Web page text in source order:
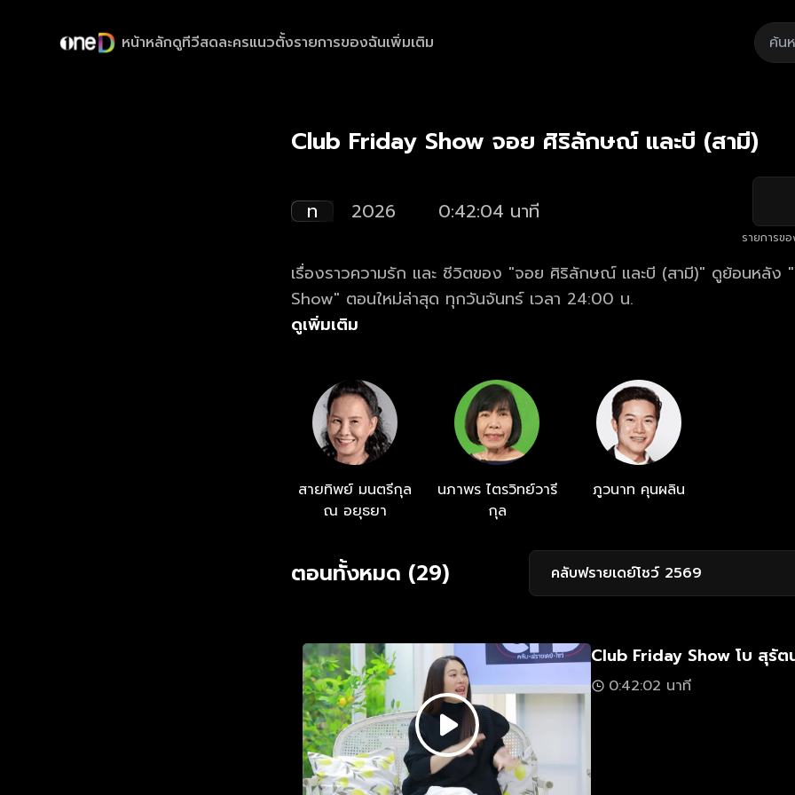
หน้าหลักดูทีวีสดละครแนวตั้งรายการของฉันเพิ่มเติม
Club Friday Show จอย ศิริลักษณ์ และบี (สามี)
ท 2026 0:42:04 นาที
รายการข
เรื่องราวความรัก และ ชีวิตของ "จอย ศิริลักษณ์ และบี (สามี)" ดูย้อนหลัง "Club Friday
Show" ตอนใหม่ล่าสุด ทุกวันจันทร์ เวลา 24:00 น.
ดูเพิ่มเติม
สายทิพย์ มนตรีกุล
ณ อยุธยา
นภาพร ไตรวิทย์วารี
กุล
ภูวนาท คุนผลิน
ตอนทั้งหมด (29) คลับฟรายเดย์โชว์ 2569
Club Friday Show โบ สุรัต
0:42:02 นาที